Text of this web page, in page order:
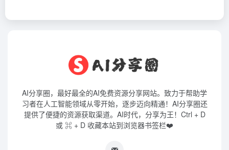
AI分享圈，最好最全的AI免费资源分享网站。致力于帮助学
习者在人工智能领域从零开始，逐步迈向精通！AI分享圈还
提供了便捷的资源获取渠道。AI时代，分享为王！Ctrl + D
或 ⌘ + D 收藏本站到浏览器书签栏❤️